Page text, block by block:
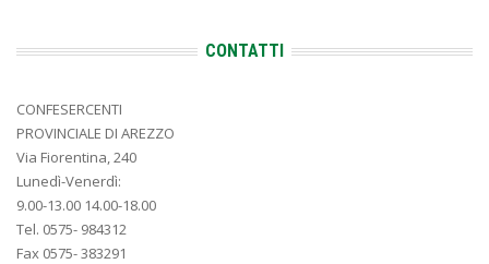
CONTATTI
CONFESERCENTI
PROVINCIALE DI AREZZO
Via Fiorentina, 240
Lunedì-Venerdì:
9.00-13.00 14.00-18.00
Tel. 0575- 984312
Fax 0575- 383291